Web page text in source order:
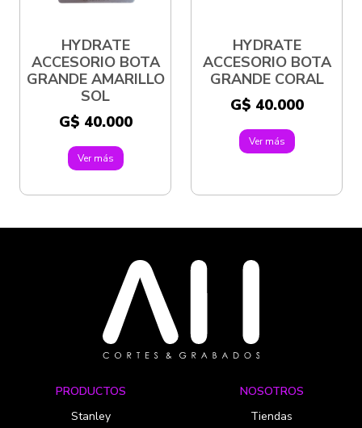
HYDRATE
ACCESORIO BOTA
GRANDE AMARILLO
SOL
G$ 40.000
Ver más
HYDRATE
ACCESORIO BOTA
GRANDE CORAL
G$ 40.000
Ver más
PRODUCTOS
Stanley
NOSOTROS
Tiendas